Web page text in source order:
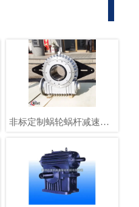
非标定制蜗轮蜗杆减速机